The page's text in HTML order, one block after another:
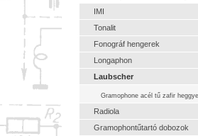
IMI
Tonalit
Fonográf hengerek
Longaphon
Laubscher
Gramophone acél tű zafir heggyel
Radiola
Gramophontűtartó dobozok